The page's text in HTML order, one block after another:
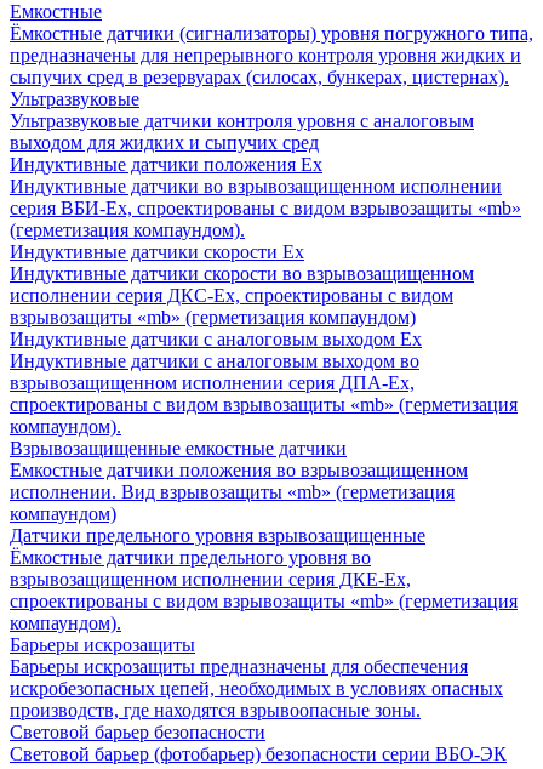
Емкостные
Ёмкостные датчики (сигнализаторы) уровня погружного типа,
предназначены для непрерывного контроля уровня жидких и
сыпучих сред в резервуарах (силосах, бункерах, цистернах).
Ультразвуковые
Ультразвуковые датчики контроля уровня с аналоговым
выходом для жидких и сыпучих сред
Индуктивные датчики положения Ех
Индуктивные датчики во взрывозащищенном исполнении
серия ВБИ-Ех, спроектированы с видом взрывозащиты «mb»
(герметизация компаундом).
Индуктивные датчики скорости Ех
Индуктивные датчики скорости во взрывозащищенном
исполнении серия ДКС-Ех, спроектированы с видом
взрывозащиты «mb» (герметизация компаундом)
Индуктивные датчики с аналоговым выходом Ех
Индуктивные датчики с аналоговым выходом во
взрывозащищенном исполнении серия ДПА-Ех,
спроектированы с видом взрывозащиты «mb» (герметизация
компаундом).
Взрывозащищенные емкостные датчики
Емкостные датчики положения во взрывозащищенном
исполнении. Вид взрывозащиты «mb» (герметизация
компаундом)
Датчики предельного уровня взрывозащищенные
Ёмкостные датчики предельного уровня во
взрывозащищенном исполнении серия ДКЕ-Ех,
спроектированы с видом взрывозащиты «mb» (герметизация
компаундом).
Барьеры искрозащиты
Барьеры искрозащиты предназначены для обеспечения
искробезопасных цепей, необходимых в условиях опасных
производств, где находятся взрывоопасные зоны.
Световой барьер безопасности
Световой барьер (фотобарьер) безопасности серии ВБО-ЭК